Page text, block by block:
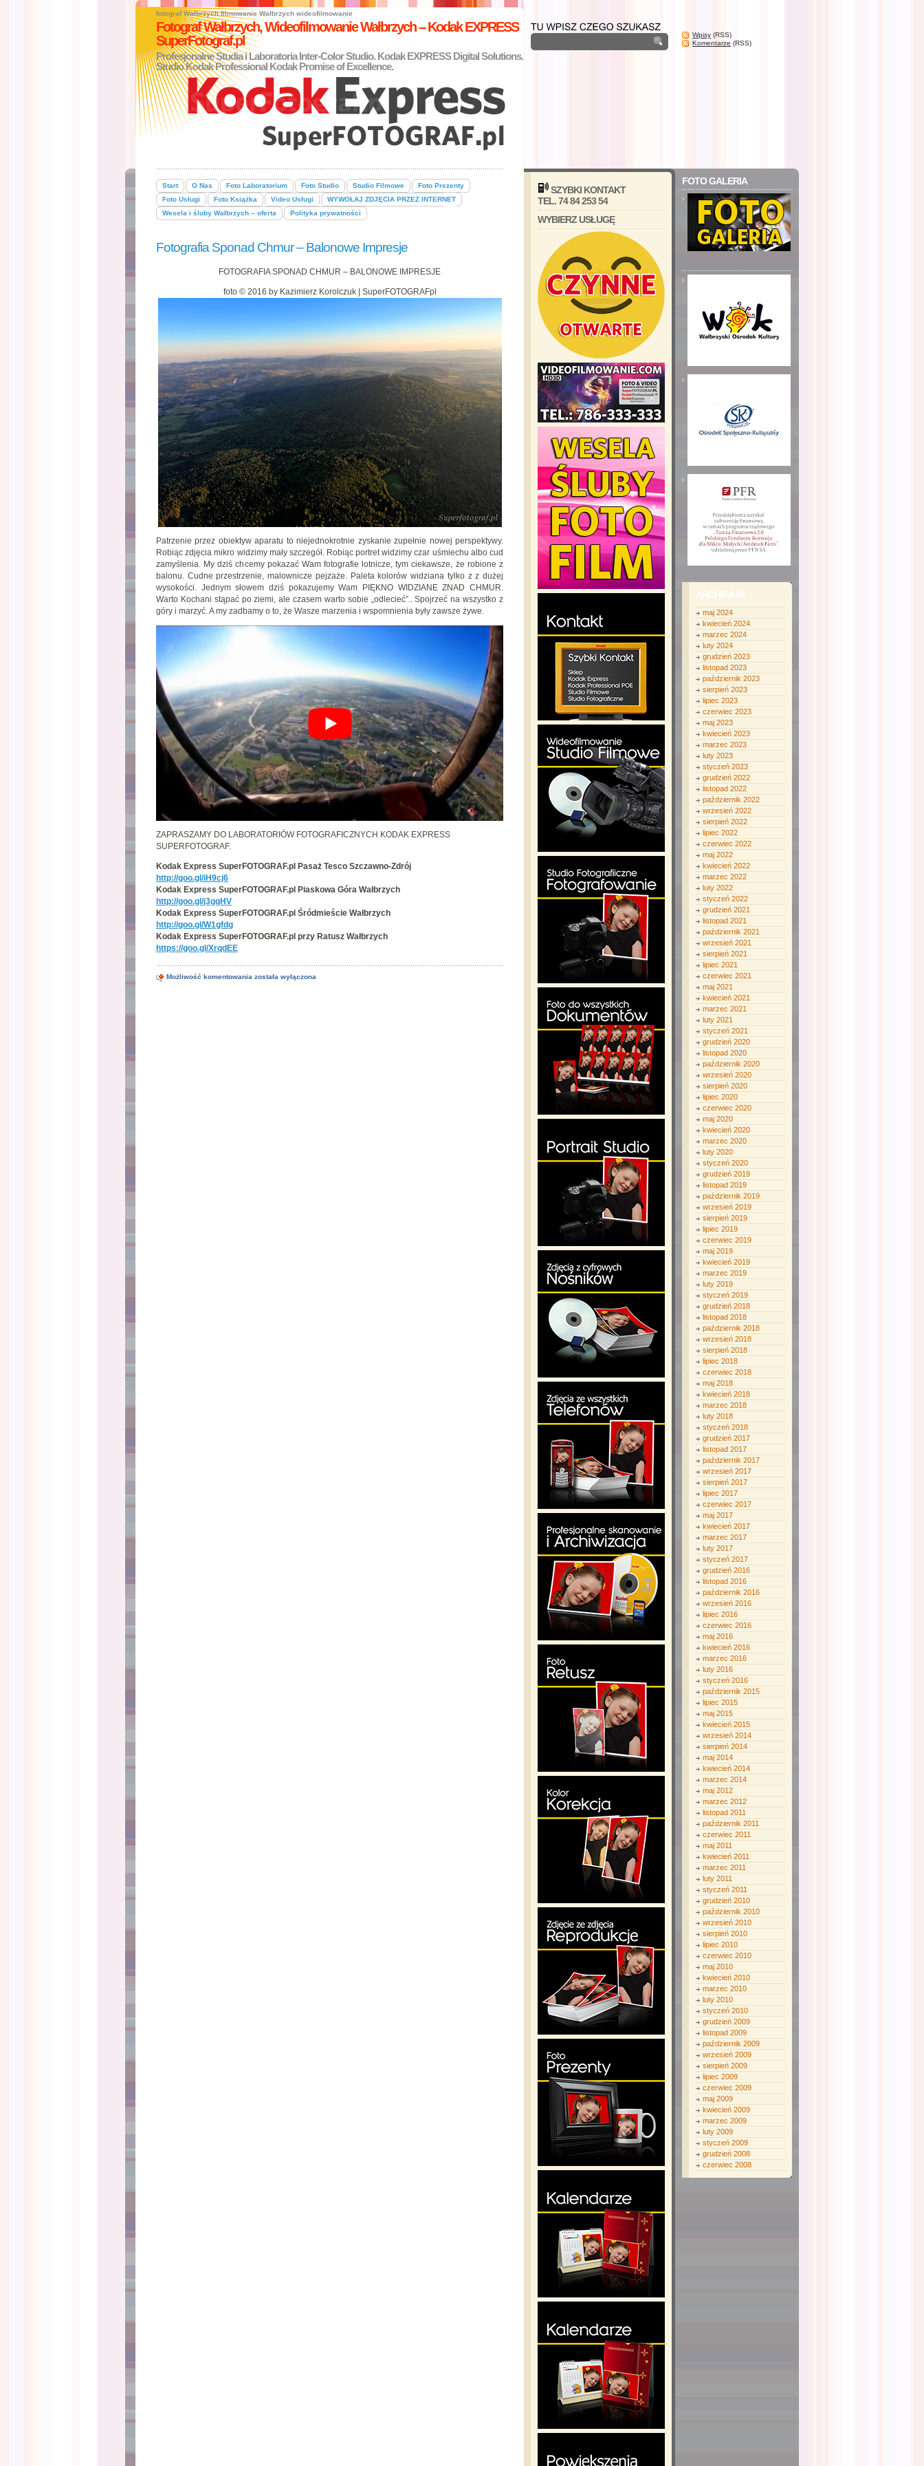
fotograf Wałbrzych filmowanie Wałbrzych wideofilmowanie
Fotograf Wałbrzych, Wideofilmowanie Wałbrzych – Kodak EXPRESS
SuperFotograf.pl
Profesjonalne Studia i Laboratoria Inter-Color Studio. Kodak EXPRESS Digital Solutions.
Studio Kodak Professional Kodak Promise of Excellence.
Wpisy (RSS)
Komentarze (RSS)
Start O Nas Foto Laboratorium Foto Studio Studio Filmowe
Foto Prezenty
Foto Usługi
Foto Książka Video Usługi
WYWOŁAJ ZDJĘCIA PRZEZ INTERNET
Wesela i śluby Wałbrzych – oferta
Polityka prywatności
Fotografia Sponad Chmur – Balonowe Impresje
FOTOGRAFIA SPONAD CHMUR – BALONOWE IMPRESJE
foto © 2016 by Kazimierz Korolczuk | SuperFOTOGRAFpl
Patrzenie przez obiektyw aparatu to niejednokrotnie zyskanie zupełnie nowej perspektywy.
Robiąc zdjęcia mikro widzimy mały szczegół. Robiąc portret widzimy czar uśmiechu albo cud
zamyślenia. My dziś chcemy pokazać Wam fotografie lotnicze, tym ciekawsze, że robione z
balonu. Cudne przestrzenie, malownicze pejzaże. Paleta kolorów widziana tylko z z dużej
wysokości. Jednym słowem dziś pokazujemy Wam PIĘKNO WIDZIANE ZNAD CHMUR.
Warto Kochani stąpać po ziemi, ale czasem warto sobie „odlecieć”.. Spojrzeć na wszystko z
góry i marzyć. A my zadbamy o to, że Wasze marzenia i wspomnienia były zawsze żywe.
ZAPRASZAMY DO LABORATORIÓW FOTOGRAFICZNYCH KODAK EXPRESS
SUPERFOTOGRAF.
Kodak Express SuperFOTOGRAF.pl Pasaż Tesco Szczawno-Zdrój
http://goo.gl/iH9cj6
Kodak Express SuperFOTOGRAF.pl Piaskowa Góra Wałbrzych
http://goo.gl/j3gqHV
Kodak Express SuperFOTOGRAF.pl Śródmieście Wałbrzych
http://goo.gl/W1gfdg
Kodak Express SuperFOTOGRAF.pl przy Ratusz Wałbrzych
https://goo.gl/XrqdEE
Możliwość komentowania Fotografia
została wyłączona
SZYBKI KONTAKT
TEL. 74 84 253 54
WYBIERZ USŁUGĘ
FOTO GALERIA
ARCHIWUM
maj 2024
kwiecień 2024
marzec 2024
luty 2024
grudzień 2023
listopad 2023
październik 2023
sierpień 2023
lipiec 2023
czerwiec 2023
maj 2023
kwiecień 2023
marzec 2023
luty 2023
styczeń 2023
grudzień 2022
listopad 2022
październik 2022
wrzesień 2022
sierpień 2022
lipiec 2022
czerwiec 2022
maj 2022
kwiecień 2022
marzec 2022
luty 2022
styczeń 2022
grudzień 2021
listopad 2021
październik 2021
wrzesień 2021
sierpień 2021
lipiec 2021
czerwiec 2021
maj 2021
kwiecień 2021
marzec 2021
luty 2021
styczeń 2021
grudzień 2020
listopad 2020
październik 2020
wrzesień 2020
sierpień 2020
lipiec 2020
czerwiec 2020
maj 2020
kwiecień 2020
marzec 2020
luty 2020
styczeń 2020
grudzień 2019
listopad 2019
październik 2019
wrzesień 2019
sierpień 2019
lipiec 2019
czerwiec 2019
maj 2019
kwiecień 2019
marzec 2019
luty 2019
styczeń 2019
grudzień 2018
listopad 2018
październik 2018
wrzesień 2018
sierpień 2018
lipiec 2018
czerwiec 2018
maj 2018
kwiecień 2018
marzec 2018
luty 2018
styczeń 2018
grudzień 2017
listopad 2017
październik 2017
wrzesień 2017
sierpień 2017
lipiec 2017
czerwiec 2017
maj 2017
kwiecień 2017
marzec 2017
luty 2017
styczeń 2017
grudzień 2016
listopad 2016
październik 2016
wrzesień 2016
lipiec 2016
czerwiec 2016
maj 2016
kwiecień 2016
marzec 2016
luty 2016
styczeń 2016
październik 2015
lipiec 2015
maj 2015
kwiecień 2015
wrzesień 2014
sierpień 2014
maj 2014
kwiecień 2014
marzec 2014
maj 2012
marzec 2012
listopad 2011
październik 2011
czerwiec 2011
maj 2011
kwiecień 2011
marzec 2011
luty 2011
styczeń 2011
grudzień 2010
październik 2010
wrzesień 2010
sierpień 2010
lipiec 2010
czerwiec 2010
maj 2010
kwiecień 2010
marzec 2010
luty 2010
styczeń 2010
grudzień 2009
listopad 2009
październik 2009
wrzesień 2009
sierpień 2009
lipiec 2009
czerwiec 2009
maj 2009
kwiecień 2009
marzec 2009
luty 2009
styczeń 2009
grudzień 2008
czerwiec 2008